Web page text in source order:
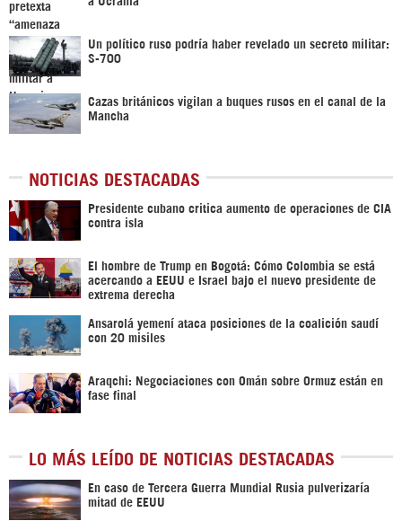
Un político ruso podría haber revelado un secreto militar:
S-700
Cazas británicos vigilan a buques rusos en el canal de la
Mancha
NOTICIAS DESTACADAS
Presidente cubano critica aumento de operaciones de CIA
contra isla
El hombre de Trump en Bogotá: Cómo Colombia se está
acercando a EEUU e Israel bajo el nuevo presidente de
extrema derecha
Ansarolá yemení ataca posiciones de la coalición saudí
con 20 misiles
Araqchi: Negociaciones con Omán sobre Ormuz están en
fase final
LO MÁS LEÍDO DE NOTICIAS DESTACADAS
En caso de Tercera Guerra Mundial Rusia pulverizaría
mitad de EEUU